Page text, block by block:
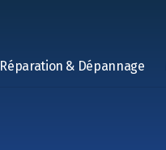
Réparation & Dépannage